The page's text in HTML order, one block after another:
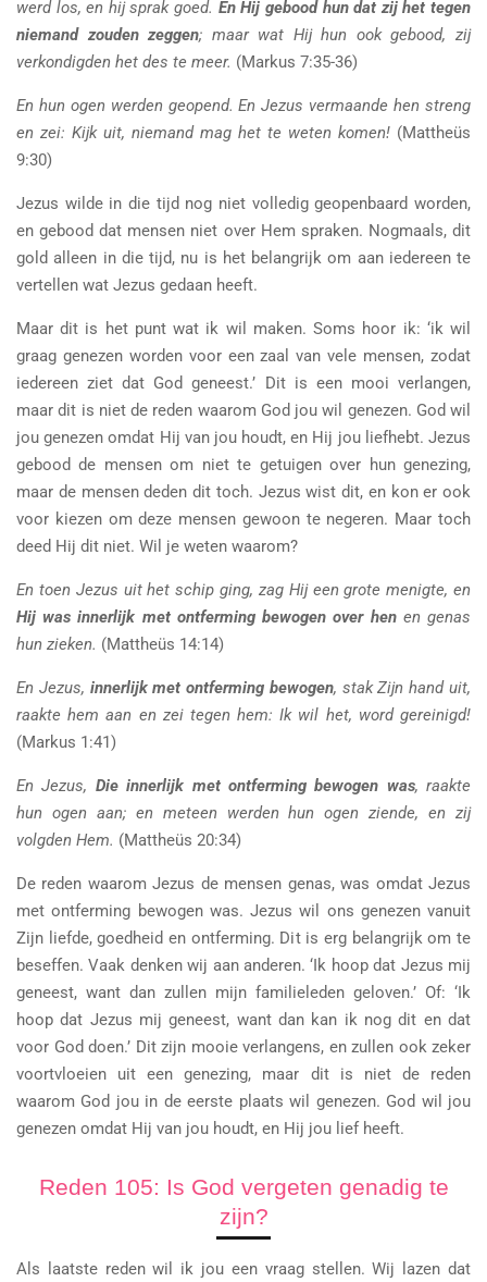
werd los, en hij sprak goed. En Hij gebood hun dat zij het tegen
niemand zouden zeggen; maar wat Hij hun ook gebood, zij
verkondigden het des te meer. (Markus 7:35-36)
En hun ogen werden geopend. En Jezus vermaande hen streng
en zei: Kijk uit, niemand mag het te weten komen! (Mattheüs
9:30)
Jezus wilde in die tijd nog niet volledig geopenbaard worden,
en gebood dat mensen niet over Hem spraken. Nogmaals, dit
gold alleen in die tijd, nu is het belangrijk om aan iedereen te
vertellen wat Jezus gedaan heeft.
Maar dit is het punt wat ik wil maken. Soms hoor ik: ‘ik wil
graag genezen worden voor een zaal van vele mensen, zodat
iedereen ziet dat God geneest.’ Dit is een mooi verlangen,
maar dit is niet de reden waarom God jou wil genezen. God wil
jou genezen omdat Hij van jou houdt, en Hij jou liefhebt. Jezus
gebood de mensen om niet te getuigen over hun genezing,
maar de mensen deden dit toch. Jezus wist dit, en kon er ook
voor kiezen om deze mensen gewoon te negeren. Maar toch
deed Hij dit niet. Wil je weten waarom?
En toen Jezus uit het schip ging, zag Hij een grote menigte, en
Hij was innerlijk met ontferming bewogen over henen genas
hun zieken. (Mattheüs 14:14)
En Jezus, innerlijk met ontferming bewogen, stak Zijn hand uit,
raakte hem aan en zei tegen hem: Ik wil het, word gereinigd!
(Markus 1:41)
En Jezus, Die innerlijk met ontferming bewogen was, raakte
hun ogen aan; en meteen werden hun ogen ziende, en zij
volgden Hem. (Mattheüs 20:34)
De reden waarom Jezus de mensen genas, was omdat Jezus
met ontferming bewogen was. Jezus wil ons genezen vanuit
Zijn liefde, goedheid en ontferming. Dit is erg belangrijk om te
beseffen. Vaak denken wij aan anderen. ‘Ik hoop dat Jezus mij
geneest, want dan zullen mijn familieleden geloven.’ Of: ‘Ik
hoop dat Jezus mij geneest, want dan kan ik nog dit en dat
voor God doen.’ Dit zijn mooie verlangens, en zullen ook zeker
voortvloeien uit een genezing, maar dit is niet de reden
waarom God jou in de eerste plaats wil genezen. God wil jou
genezen omdat Hij van jou houdt, en Hij jou lief heeft.
Reden 105: Is God vergeten genadig te
zijn?
Als laatste reden wil ik jou een vraag stellen. Wij lazen dat